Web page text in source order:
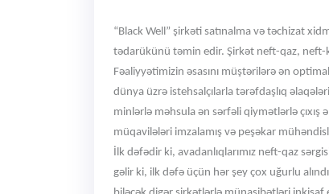
“Black Well” şirkəti satınalma və təchizat
tədarükünü təmin edir. Şirkət neft-qaz, neft-
Fəaliyyətimizin əsasını müştərilərə ən
dünya üzrə istehsalçılarla tərəfdaşlıq
minlərlə məhsula ən sərfəli qiymətlərlə
müqavilələri imzalamış və peşəkar
İlk dəfədir ki, avadanlıqlarımız neft-qaz
gəlir ki, ilk dəfə üçün hər şey çox uğurlu